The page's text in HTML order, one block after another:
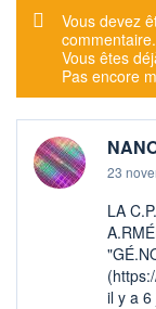
Message
Vous devez
commentaire.
Vous êtes
Pas encore
23
LA
il y a